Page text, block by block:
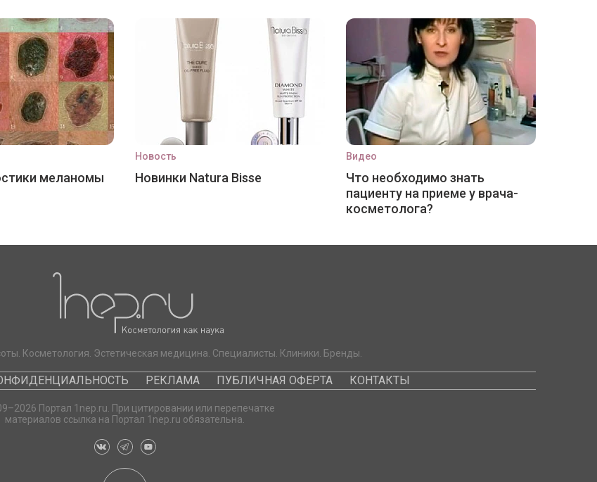
меланомы
Новость
Новинки Natura Bisse
Видео
Что необходимо знать
пациенту на приеме у врача-
косметолога?
Косметология. Эстетическая медицина. Специалисты. Клиники. Бренды.
РЕКЛАМА ПУБЛИЧНАЯ ОФЕРТА КОНТАКТЫ
Портал 1nep.ru. При цитировании или перепечатке
материалов ссылка на Портал 1nep.ru обязательна.